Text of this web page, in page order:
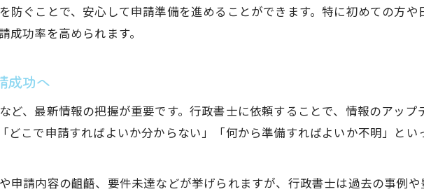
行政書士依頼時の費用相場と確認すべき要点
行政書士が案内する費用明細と最適な選び方
行政書士依頼でよくある費用項目の詳細解説
防ぐことで、安心して申請準備を進めることができます。特に初めての方や
功率を高められます。
成功へ
ど、最新情報の把握が重要です。行政書士に依頼することで、情報のアッ
どこで申請すればよいか分からない」「何から準備すればよいか不明」と
申請内容の齟齬、要件未達などが挙げられますが、行政書士は過去の事例